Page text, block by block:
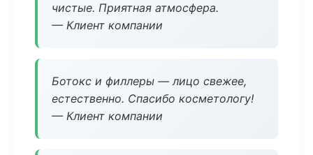
чистые. Приятная атмосфера.
— Клиент компании
Ботокс и филлеры — лицо свежее,
естественно. Спасибо косметологу!
— Клиент компании